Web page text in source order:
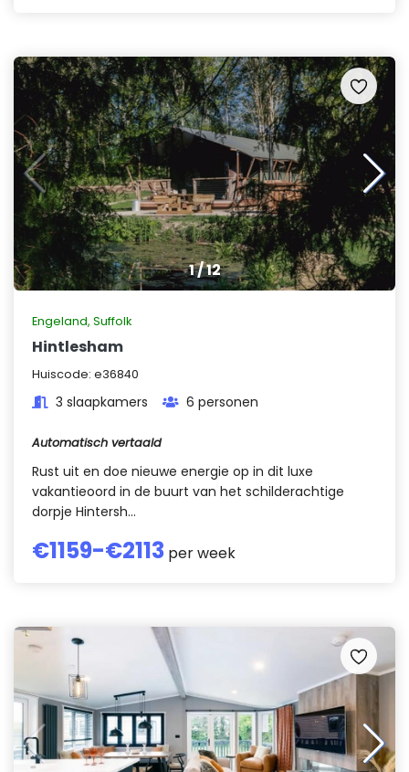
1/12
Engeland, Suffolk
Hintlesham
Huiscode: e36840
3 slaapkamers 6 personen
Automatisch vertaald
Rust uit en doe nieuwe energie op in dit luxe
vakantieoord in de buurt van het schilderachtige
dorpje Hintersh...
€1159-€2113 per week